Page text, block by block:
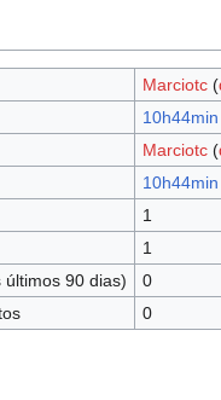
Marciotc (
Marciotc (
1
1
90 dias)
0
0